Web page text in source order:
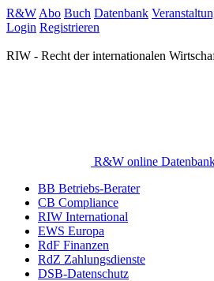
R&W Abo Buch Datenbank
Login Registrieren
RIW - Recht der internationalen
R&W online
BB Betriebs-Berater
CB Compliance
RIW International
EWS Europa
RdF Finanzen
RdZ Zahlungsdienste
DSB-Datenschutz